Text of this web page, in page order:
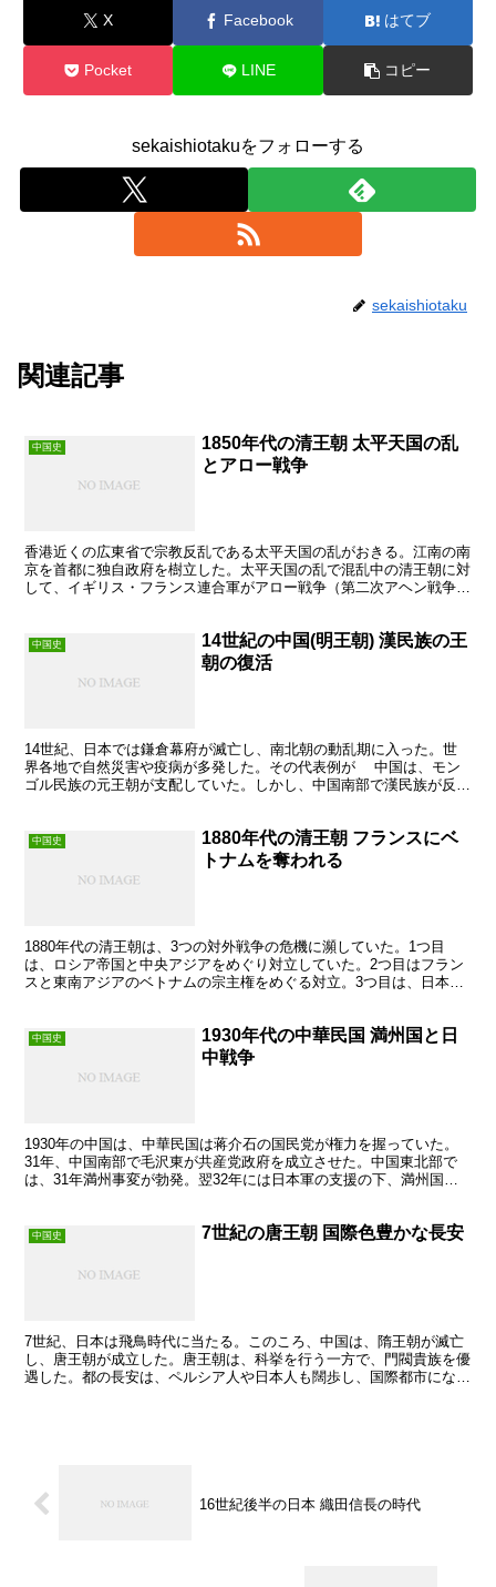
X Facebook はてブ
Pocket LINE コピー
sekaishiotakuをフォローする
sekaishiotaku
関連記事
中国史
1850年代の清王朝 太平天国の乱
とアロー戦争
香港近くの広東省で宗教反乱である太平天国の乱がおきる。江南の南
京を首都に独自政府を樹立した。太平天国の乱で混乱中の清王朝に対
して、イギリス・フランス連合軍がアロー戦争（第二次アヘン戦争）
中国史
14世紀の中国(明王朝) 漢民族の王
朝の復活
14世紀、日本では鎌倉幕府が滅亡し、南北朝の動乱期に入った。世
界各地で自然災害や疫病が多発した。その代表例が 中国は、モン
ゴル民族の元王朝が支配していた。しかし、中国南部で漢民族が反
中国史
1880年代の清王朝 フランスにベ
トナムを奪われる
1880年代の清王朝は、3つの対外戦争の危機に瀕していた。1つ目
は、ロシア帝国と中央アジアをめぐり対立していた。2つ目はフラン
スと東南アジアのベトナムの宗主権をめぐる対立。3つ目は、日本と
中国史
1930年代の中華民国 満州国と日
中戦争
1930年の中国は、中華民国は蒋介石の国民党が権力を握っていた。
31年、中国南部で毛沢東が共産党政府を成立させた。中国東北部で
は、31年満州事変が勃発。翌32年には日本軍の支援の下、満州国が
中国史 7世紀の唐王朝 国際色豊かな長安
7世紀、日本は飛鳥時代に当たる。このころ、中国は、隋王朝が滅亡
し、唐王朝が成立した。唐王朝は、科挙を行う一方で、門閥貴族を優
遇した。都の長安は、ペルシア人や日本人も闊歩し、国際都市になっ
16世紀後半の日本 織田信長の時代